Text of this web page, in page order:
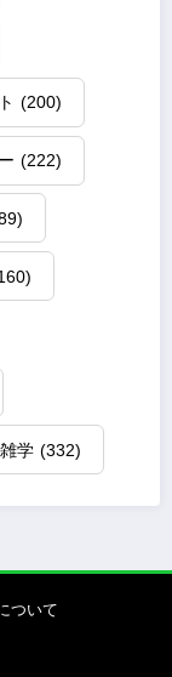
(200)
(222)
雑学 (332)
ついて